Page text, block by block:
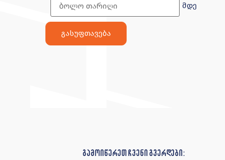
მდე
გამოიწერეთ ჩვენი გვერდები: